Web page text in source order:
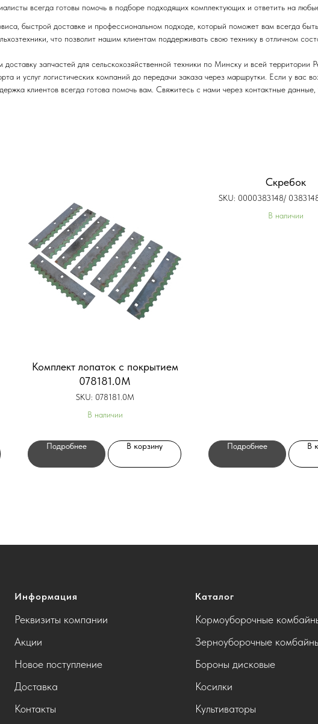
всегда готовы помочь в подборе подходящих комплектующих и ответить на
быстрой доставке и профессиональном подходе, который поможет вам всегда
что позволит нашим клиентам поддерживать свою технику в отличном
доставку запчастей для сельскохозяйственной техники по Минску и всей
и услуг логистических компаний до передачи заказа через маршрутки. Если у вас
клиентов всегда готова помочь вам. Свяжитесь с нами через контактные
Комплект лопаток с покрытием
078181.0M
SKU: 078181.0M
В наличии
Подробнее В корзину
Скребок
SKU: 0000383148/
В наличии
Подробнее В
Информация
Реквизиты компании
Акции
Новое поступление
Доставка
Контакты
Каталог
Кормоуборочные
Зерноуборочные
Бороны дисковые
Косилки
Культиваторы